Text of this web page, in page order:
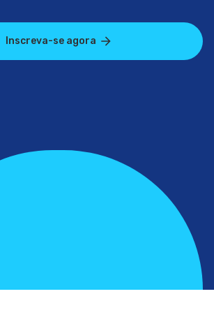
Inscreva-se agora